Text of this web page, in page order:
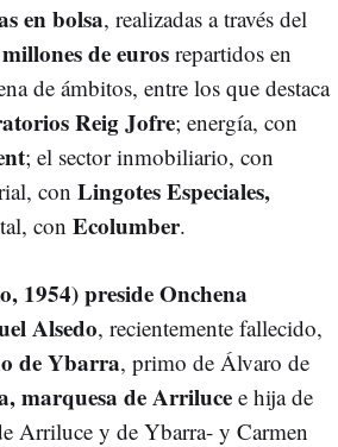
en bolsa, realizadas a través del
de eurosrepartidos en
de ámbitos, entre los que destaca
Reig Jofre; energía, con
; el sector inmobiliario, con
con Lingotes Especiales,
con Ecolumber.
1954) preside Onchena
Alsedo, recientemente fallecido,
de Ybarra, primo de Álvaro de
marquesa de Arriluce e hija de
Arriluce y de Ybarra- y Carmen